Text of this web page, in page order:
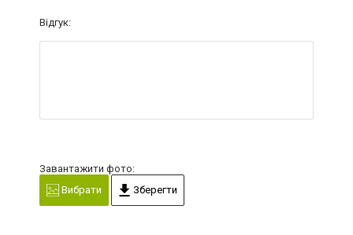
Відгук:
Завантажити фото:
Вибрати
Зберегти